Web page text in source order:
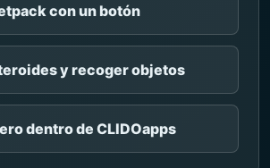
con un botón
y recoger objetos
dentro de CLIDOapps